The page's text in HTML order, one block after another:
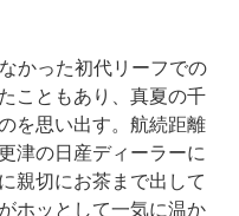
かった初代リーフでの
こともあり、真夏の千
を思い出す。航続距離
津の日産ディーラーに
親切にお茶まで出して
ホッとして一気に温か